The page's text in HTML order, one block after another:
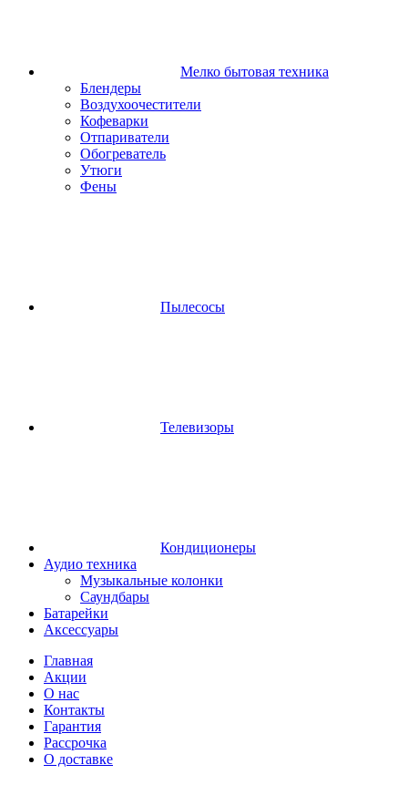
Мелко бытовая техника
Блендеры
Воздухоочестители
Кофеварки
Отпариватели
Обогреватель
Утюги
Фены
Пылесосы
Телевизоры
Кондиционеры
Аудио техника
Музыкальные колонки
Саундбары
Батарейки
Аксессуары
Главная
Акции
О нас
Контакты
Гарантия
Рассрочка
О доставке